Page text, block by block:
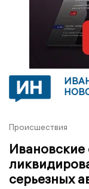
Происшествия
Ивановские
серьезных